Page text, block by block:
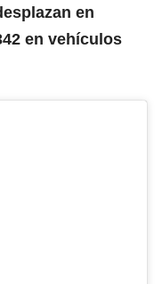
en
en vehículos